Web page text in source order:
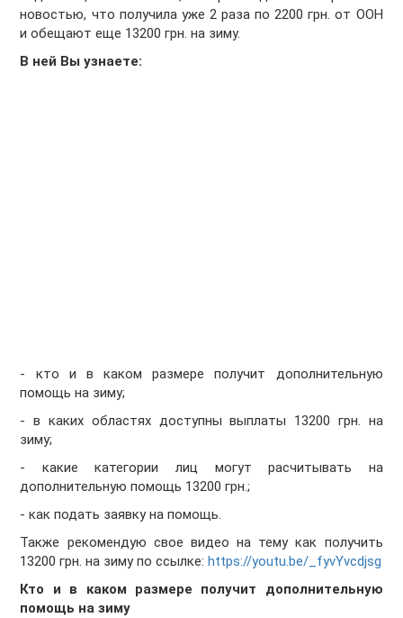
новостью, что получила уже 2 раза по 2200 грн. от ООН
и обещают еще 13200 грн. на зиму.
В ней Вы узнаете:
- кто и в каком размере получит дополнительную
помощь на зиму;
- в каких областях доступны выплаты 13200 грн. на
зиму;
- какие категории лиц могут расчитывать на
дополнительную помощь 13200 грн.;
- как подать заявку на помощь.
Также рекомендую свое видео на тему как получить
13200 грн. на зиму по ссылке:https://youtu.be/_fyvYvcdjsg
Кто и в каком размере получит дополнительную
помощь на зиму